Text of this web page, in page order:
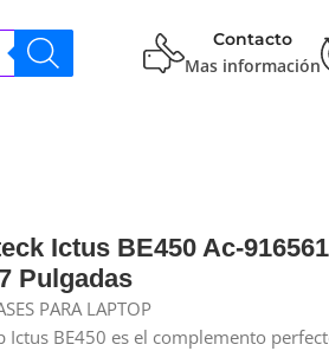
Contacto
Mas información
Ictus BE450 Ac-
Pulgadas
PARA LAPTOP
Ictus BE450 es el complemento